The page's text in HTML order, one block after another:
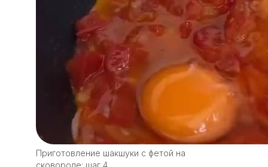
Приготовление шакшуки с фетой на
сковороде: шаг 4